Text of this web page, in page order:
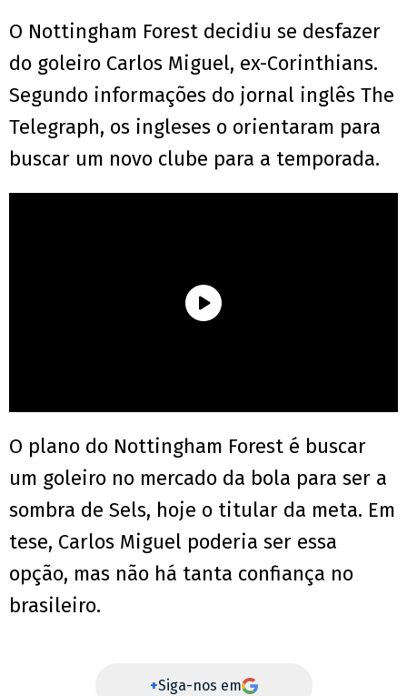
O Nottingham Forest decidiu se desfazer
do goleiro Carlos Miguel, ex-Corinthians.
Segundo informações do jornal inglês The
Telegraph, os ingleses o orientaram para
buscar um novo clube para a temporada.
O plano do Nottingham Forest é buscar
um goleiro no mercado da bola para ser a
sombra de Sels, hoje o titular da meta. Em
tese, Carlos Miguel poderia ser essa
opção, mas não há tanta confiança no
brasileiro.
+Siga-nos em